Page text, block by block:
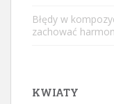
Błędy w
zachować
KWIATY